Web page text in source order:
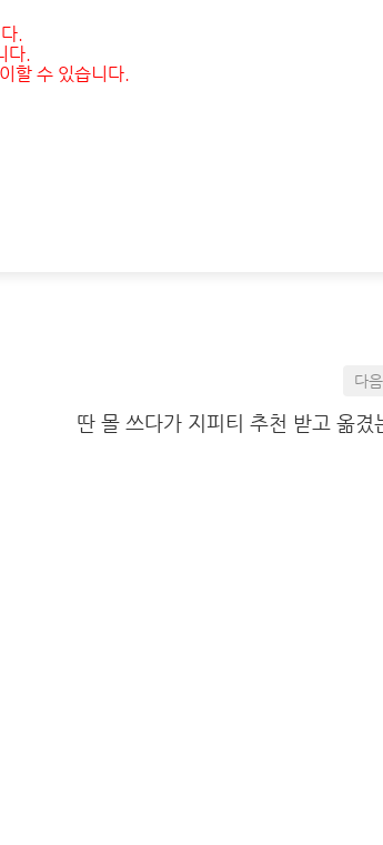
.
다.
할 수 있습니다.
다
딴 몰 쓰다가 지피티 추천 받고 옮겼